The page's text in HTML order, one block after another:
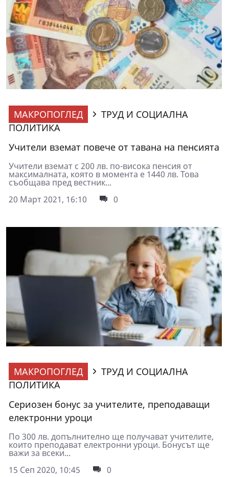
МАКРОПОГЛЕД
ТРУД И СОЦИАЛНА
ПОЛИТИКА
Учители вземат повече от тавана на пенсията
Учители вземат с 200 лв. по-висока пенсия от
максималната, която в момента е 1440 лв. Това
съобщава пред вестник...
20 Март 2021, 16:10
0
МАКРОПОГЛЕД
ТРУД И СОЦИАЛНА
ПОЛИТИКА
Сериозен бонус за учителите, преподаващи
електронни уроци
По 300 лв. допълнително ще получават учителите,
които преподават електронни уроци. Бонусът ще
важи за всеки...
15 Сеп 2020, 10:45
0